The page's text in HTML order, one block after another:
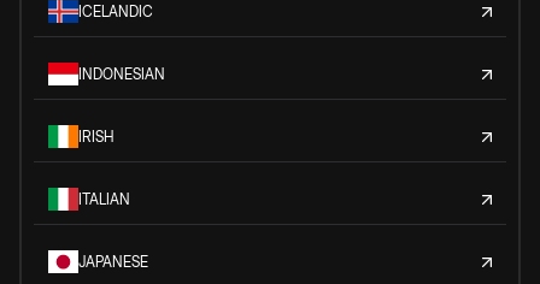
ICELANDIC
INDONESIAN
IRISH
ITALIAN
JAPANESE